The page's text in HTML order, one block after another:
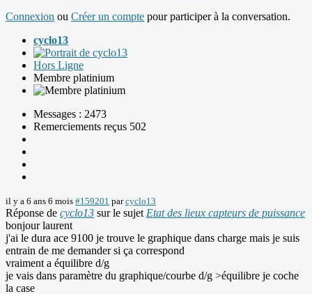
Connexion ou Créer un compte pour participer à la conversation.
cyclo13
Hors Ligne
Membre platinium
Messages : 2473
Remerciements reçus 502
il y a 6 ans 6 mois #159201 parcyclo13
Réponse de cyclo13 sur le sujet Etat des lieux capteurs de puissance
bonjour laurent
j'ai le dura ace 9100 je trouve le graphique dans charge mais je suis
entrain de me demander si ça correspond
vraiment a équilibre d/g
je vais dans paramètre du graphique/courbe d/g >équilibre je coche
la case